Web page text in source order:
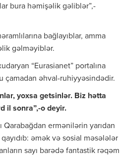
bura həmişəlik gəliblər”,-
bağlayıblar, amma
gəlməyiblər.
“Eurasianet” portalına
çamadan əhval-ruhiyyəsindədir.
yoxsa getsinlər. Biz hətta
il sonra”,-o deyir.
ermənilərin yarıdan
əmək və sosial məsələlər
sayı barədə fantastik rəqəm